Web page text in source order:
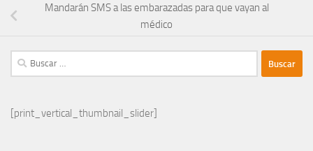
Mandarán SMS a las embarazadas para que vayan al
médico
Buscar:
[print_vertical_thumbnail_slider]